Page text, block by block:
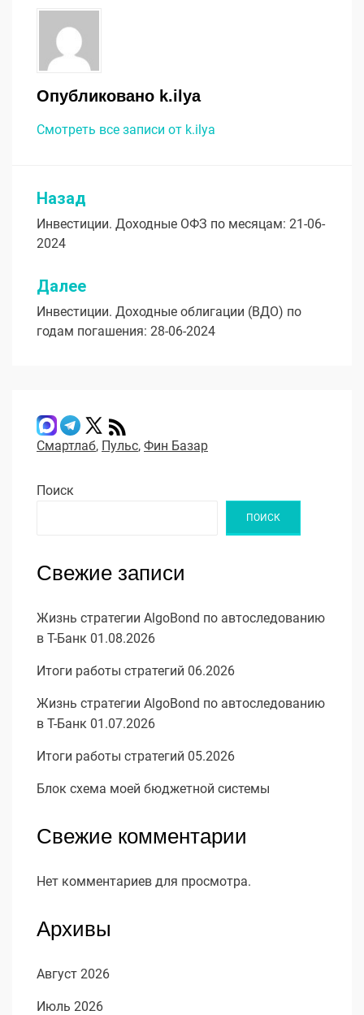
Опубликовано k.ilya
Смотреть все записи от k.ilya
Навигация
по
записям
Назад
Инвестиции. Доходные ОФЗ по месяцам: 21-06-
2024
Далее
Инвестиции. Доходные облигации (ВДО) по
годам погашения: 28-06-2024
Смартлаб, Пульс, Фин Базар
Поиск
ПОИСК
Свежие записи
Жизнь стратегии AlgoBond по автоследованию
в Т-Банк 01.08.2026
Итоги работы стратегий 06.2026
Жизнь стратегии AlgoBond по автоследованию
в Т-Банк 01.07.2026
Итоги работы стратегий 05.2026
Блок схема моей бюджетной системы
Свежие комментарии
Нет комментариев для просмотра.
Архивы
Август 2026
Июль 2026